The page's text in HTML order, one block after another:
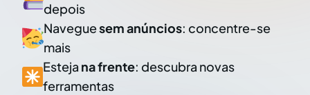
depois
Naveguesem anúncios: concentre-se
mais
Esteja na frente: descubra novas
ferramentas